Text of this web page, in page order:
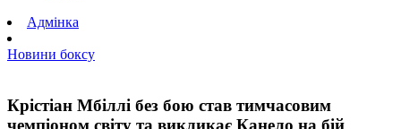
Адмінка
Новини боксу
Крістіан Мбіллі без бою став тимчасовим
чемпіоном світу та викликає Канело на бій